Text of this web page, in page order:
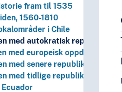
fram til 1535
1560-1810
i Chile
med autokratisk republikk,
med europeisk oppdagelse
med senere republikker, 1861-
med tidlige republikker, 1810-